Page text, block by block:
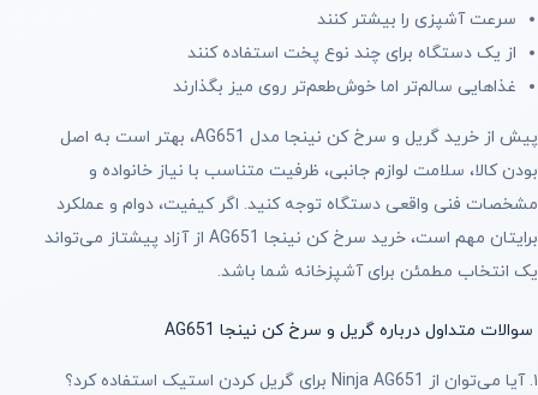
سرعت آشپزی را بیشتر کنند
از یک دستگاه برای چند نوع پخت استفاده کنند
غذاهایی سالم‌تر اما خوش‌طعم‌تر روی میز بگذارند
پیش از خرید گریل و سرخ کن نینجا مدل AG651، بهتر است به اصل
بودن کالا، سلامت لوازم جانبی، ظرفیت متناسب با نیاز خانواده و
مشخصات فنی واقعی دستگاه توجه کنید. اگر کیفیت، دوام و عملکرد
برایتان مهم است، خرید سرخ کن نینجا AG651 از آزاد پیشتاز می‌تواند
یک انتخاب مطمئن برای آشپزخانه شما باشد.
سوالات متداول درباره گریل و سرخ کن نینجا AG651
۱. آیا می‌توان از Ninja AG651 برای گریل کردن استیک استفاده کرد؟